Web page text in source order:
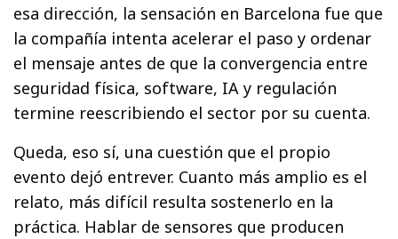
esa dirección, la sensación en Barcelona fue que
la compañía intenta acelerar el paso y ordenar
el mensaje antes de que la convergencia entre
seguridad física, software, IA y regulación
termine reescribiendo el sector por su cuenta.
Queda, eso sí, una cuestión que el propio
evento dejó entrever. Cuanto más amplio es el
relato, más difícil resulta sostenerlo en la
práctica. Hablar de sensores que producen